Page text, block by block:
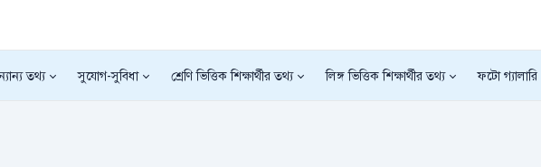
তথ্য সুযোগ-সুবিধা শ্রেণি ভিত্তিক শিক্ষার্থীর তথ্য লিঙ্গ ভিত্তিক শিক্ষার্থীর তথ্য ফটো গ্যালারি